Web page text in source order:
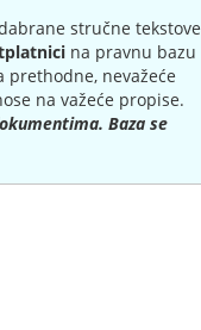
stručne tekstove
na pravnu bazu
prethodne, nevažeće
na važeće propise.
Baza se